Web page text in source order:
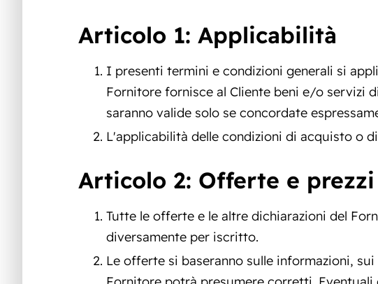
Articolo 1: Applicabilità
I presenti termini e condizioni generali si
Fornitore fornisce al Cliente beni e/o servizi
saranno valide solo se concordate
L'applicabilità delle condizioni di acquisto o
Articolo 2: Offerte e prezzi
Tutte le offerte e le altre dichiarazioni del
diversamente per iscritto.
Le offerte si baseranno sulle informazioni,